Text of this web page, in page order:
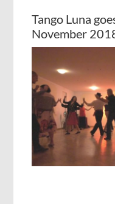
Tango Luna
November